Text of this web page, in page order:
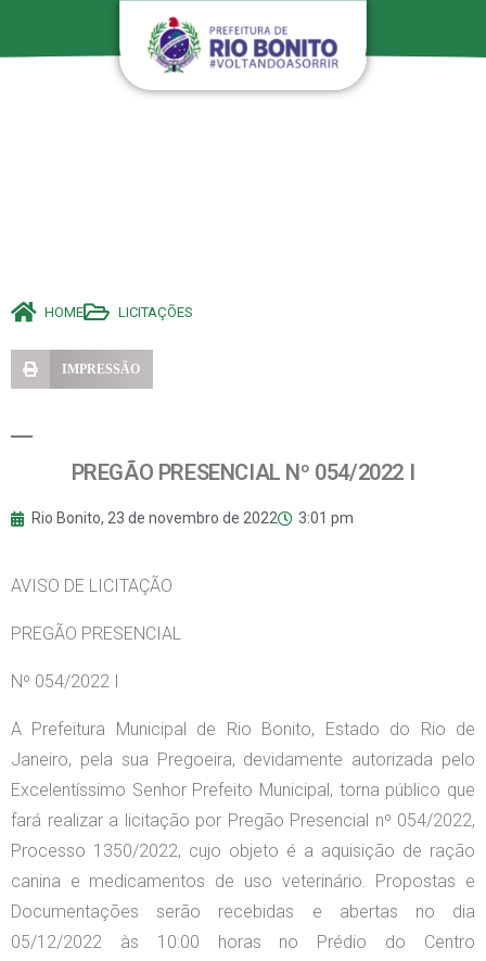
HOME LICITAÇÕES
IMPRESSÃO
PREGÃO PRESENCIAL Nº 054/2022 I
Rio Bonito, 23 de novembro de 2022 3:01 pm
AVISO DE LICITAÇÃO
PREGÃO PRESENCIAL
Nº 054/2022 I
A Prefeitura Municipal de Rio Bonito, Estado do Rio de
Janeiro, pela sua Pregoeira, devidamente autorizada pelo
Excelentíssimo Senhor Prefeito Municipal, torna público que
fará realizar a licitação por Pregão Presencial nº 054/2022,
Processo 1350/2022, cujo objeto é a aquisição de ração
canina e medicamentos de uso veterinário. Propostas e
Documentações serão recebidas e abertas no dia
05/12/2022 às 10:00 horas no Prédio do Centro